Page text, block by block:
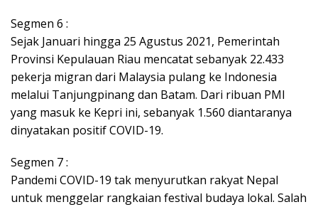
Segmen 6 :
Sejak Januari hingga 25 Agustus 2021, Pemerintah
Provinsi Kepulauan Riau mencatat sebanyak 22.433
pekerja migran dari Malaysia pulang ke Indonesia
melalui Tanjungpinang dan Batam. Dari ribuan PMI
yang masuk ke Kepri ini, sebanyak 1.560 diantaranya
dinyatakan positif COVID-19.
Segmen 7 :
Pandemi COVID-19 tak menyurutkan rakyat Nepal
untuk menggelar rangkaian festival budaya lokal. Salah